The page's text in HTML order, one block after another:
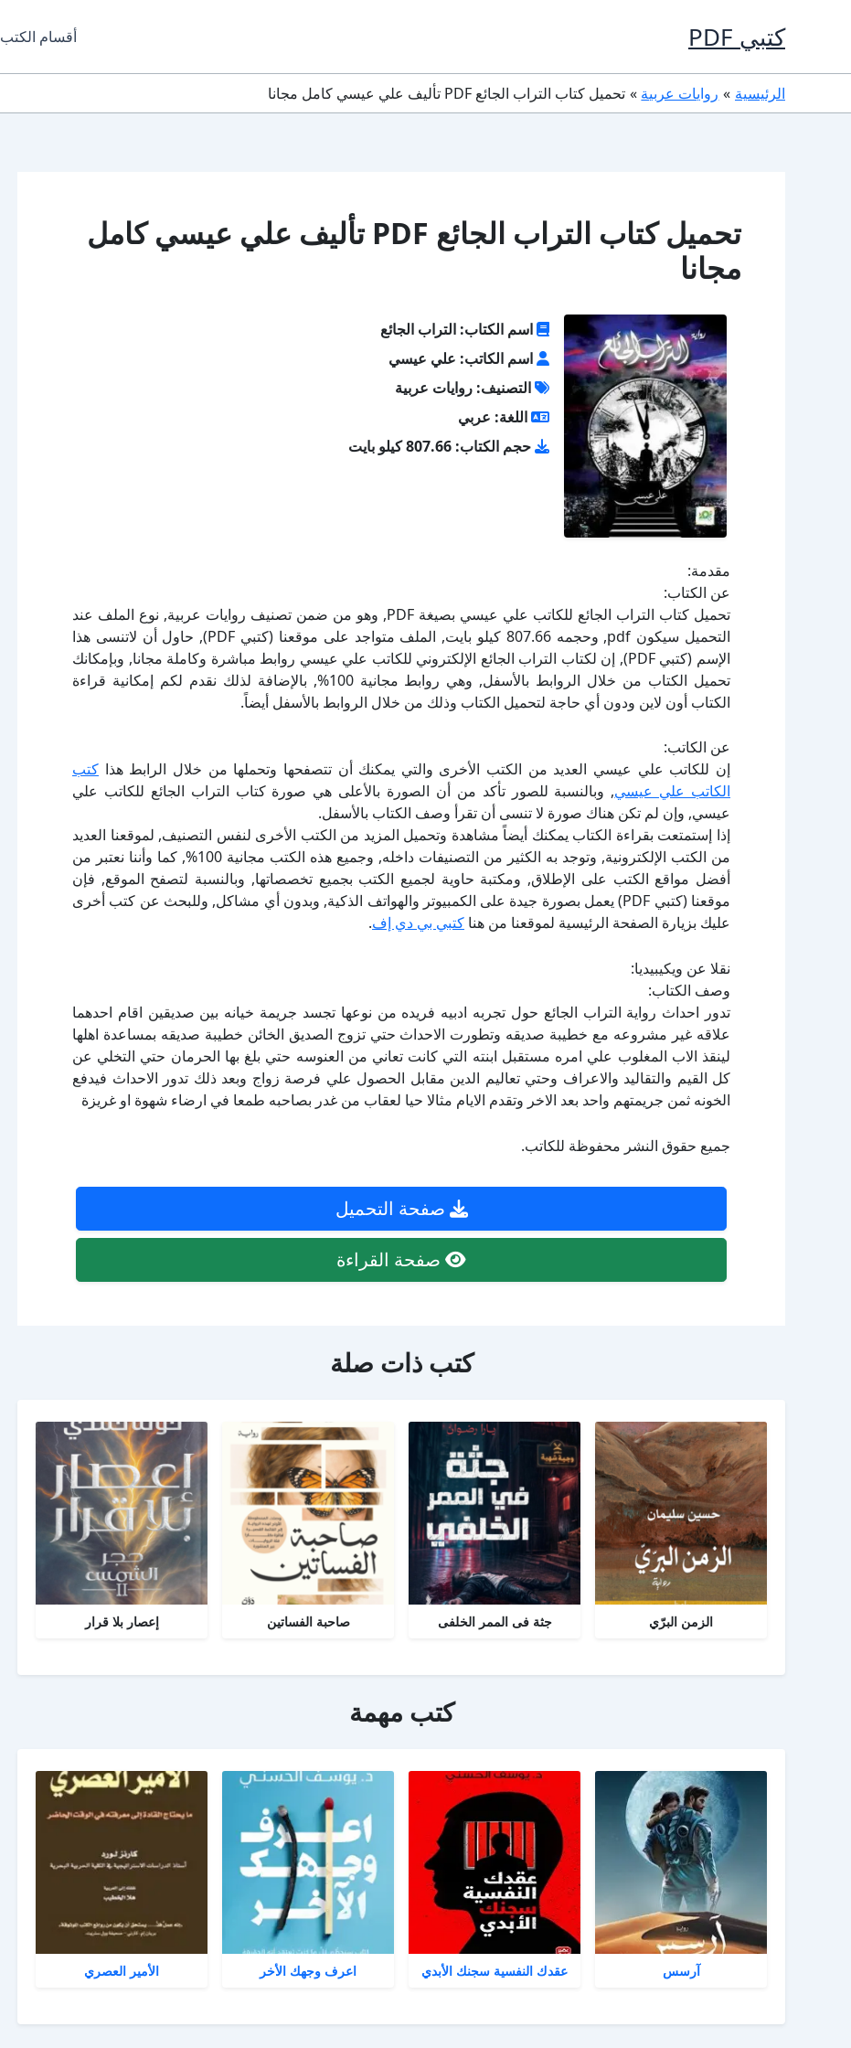
كتبي PDF أقسام الكتب
الرئيسية روايات عربية تحميل كتاب التراب الجائع PDF تأليف علي عيسي كامل مجانا
تحميل كتاب التراب الجائع PDF تأليف علي عيسي كامل
مجانا
اسم الكتاب: التراب الجائع
اسم الكاتب: علي عيسي
التصنيف: روايات عربية
اللغة: عربي
حجم الكتاب: 807.66 كيلو بايت
مقدمة:
عن الكتاب:
تحميل كتاب التراب الجائع للكاتب علي عيسي بصيغة PDF, وهو من ضمن تصنيف روايات عربية, نوع الملف عند
التحميل سيكون pdf, وحجمه 807.66 كيلو بايت, الملف متواجد على موقعنا (كتبي PDF), حاول أن لاتنسى هذا
الإسم (كتبي PDF), إن لكتاب التراب الجائع الإلكتروني للكاتب علي عيسي روابط مباشرة وكاملة مجانا, وبإمكانك
تحميل الكتاب من خلال الروابط بالأسفل, وهي روابط مجانية 100%, بالإضافة لذلك نقدم لكم إمكانية قراءة
الكتاب أون لاين ودون أي حاجة لتحميل الكتاب وذلك من خلال الروابط بالأسفل أيضاً.
عن الكاتب:
إن للكاتب علي عيسي العديد من الكتب الأخرى والتي يمكنك أن تتصفحها وتحملها من خلال الرابط هذا كتب
الكاتب علي عيسي, وبالنسبة للصور تأكد من أن الصورة بالأعلى هي صورة كتاب التراب الجائع للكاتب علي
عيسي, وإن لم تكن هناك صورة لا تنسى أن تقرأ وصف الكتاب بالأسفل.
إذا إستمتعت بقراءة الكتاب يمكنك أيضاً مشاهدة وتحميل المزيد من الكتب الأخرى لنفس التصنيف, لموقعنا العديد
من الكتب الإلكترونية, وتوجد به الكثير من التصنيفات داخله, وجميع هذه الكتب مجانية 100%, كما وأننا نعتبر من
أفضل مواقع الكتب على الإطلاق, ومكتبة حاوية لجميع الكتب بجميع تخصصاتها, وبالنسبة لتصفح الموقع, فإن
موقعنا (كتبي PDF) يعمل بصورة جيدة على الكمبيوتر والهواتف الذكية, وبدون أي مشاكل, وللبحث عن كتب أخرى
عليك بزيارة الصفحة الرئيسية لموقعنا من هنا كتبي بي دي إف.
نقلا عن ويكيبيديا:
وصف الكتاب:
تدور احداث رواية التراب الجائع حول تجربه ادبيه فريده من نوعها تجسد جريمة خيانه بين صديقين اقام احدهما
علاقه غير مشروعه مع خطيبة صديقه وتطورت الاحداث حتي تزوج الصديق الخائن خطيبة صديقه بمساعدة اهلها
لينقذ الاب المغلوب علي امره مستقبل ابنته التي كانت تعاني من العنوسه حتي بلغ بها الحرمان حتي التخلي عن
كل القيم والتقاليد والاعراف وحتي تعاليم الدين مقابل الحصول علي فرصة زواج وبعد ذلك تدور الاحداث فيدفع
الخونه ثمن جريمتهم واحد بعد الاخر وتقدم الايام مثالا حيا لعقاب من غدر بصاحبه طمعا في ارضاء شهوة او غريزة
جميع حقوق النشر محفوظة للكاتب.
صفحة التحميل
صفحة القراءة
كتب ذات صلة
الزمن البرّي جثة فى الممر الخلفى صاحبة الفساتين إعصار بلا قرار
كتب مهمة
آرسس عقدك النفسية سجنك الأبدي اعرف وجهك الأخر الأمير العصري